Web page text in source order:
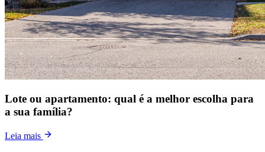
Lote ou apartamento: qual é a melhor escolha para
a sua família?
Leia mais